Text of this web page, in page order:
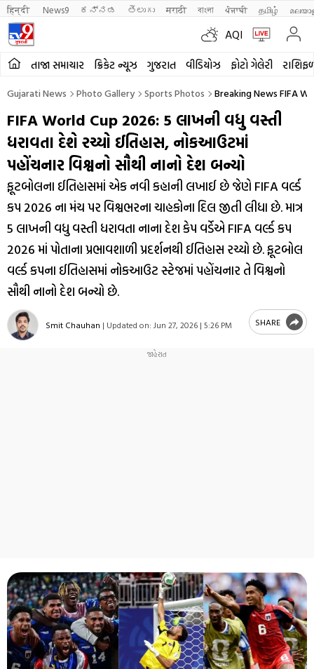
हिन्दी News9 ಕನ್ನಡ తెలుగు मराठी বাংলা ਪੰਜਾਬੀ தமிழ்
AQI
તાજા સમાચાર ક્રિકેટ ન્યૂઝ ગુજરાત વીડિયોઝ ફોટો ગેલેરી
Gujarati News Photo Gallery Sports Photos Breaking News FIFA
FIFA World Cup 2026: 5 લાખની વધુ વસ્તી
ધરાવતા દેશે રચ્યો ઈતિહાસ, નોકઆઉટમાં
પહોંચનાર વિશ્વનો સૌથી નાનો દેશ બન્યો
ફૂટબોલના ઈતિહાસમાં એક નવી કહાની લખાઈ છે જેણે FIFA વર્લ્ડ
કપ 2026 ના મંચ પર વિશ્વભરના ચાહકોના દિલ જીતી લીધા છે. માત્ર
5 લાખની વધુ વસ્તી ધરાવતા નાના દેશ કેપ વર્ડેએ FIFA વર્લ્ડ કપ
2026 માં પોતાના પ્રભાવશાળી પ્રદર્શનથી ઈતિહાસ રચ્યો છે. ફૂટબોલ
વર્લ્ડ કપના ઈતિહાસમાં નોકઆઉટ સ્ટેજમાં પહોંચનાર તે વિશ્વનો
સૌથી નાનો દેશ બન્યો છે.
Smit Chauhan | Updated on: Jun 27, 2026 | 5:26 PM SHARE